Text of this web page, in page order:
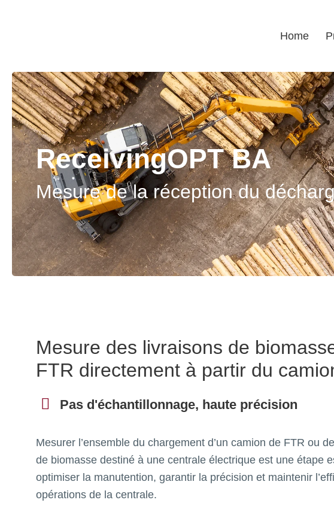
Home
ReceivingOPT BA
Mesure de la réception du
Mesure des livraisons de
FTR directement à partir du
Pas d'échantillonnage, haute précision
Mesurer l’ensemble du chargement d’un camion de FTR ou
de biomasse destiné à une centrale électrique est une étape
optimiser la manutention, garantir la précision et maintenir
opérations de la centrale.